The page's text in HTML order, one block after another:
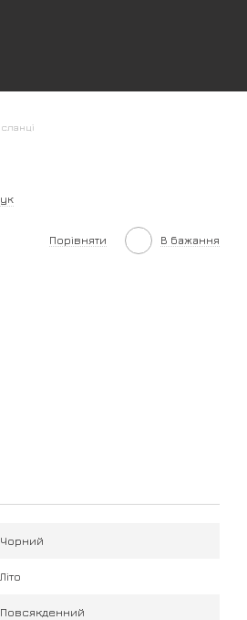
Порівняти В бажання
Чорний
Літо
Повсякденний